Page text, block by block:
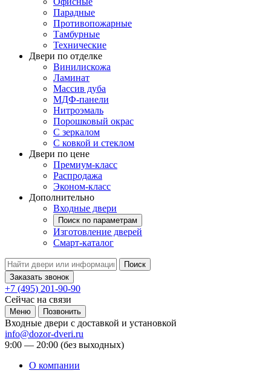
Парадные
Противопожарные
Тамбурные
Технические
Двери по отделке
Винилискожа
Ламинат
Массив дуба
МДФ-панели
Нитроэмаль
Порошковый окрас
С зеркалом
С ковкой и стеклом
Двери по цене
Премиум-класс
Распродажа
Эконом-класс
Дополнительно
Входные двери
Поиск по параметрам
Изготовление дверей
Смарт-каталог
Поиск
Заказать звонок
+7 (495) 201-90-90
Сейчас на связи
Меню Позвонить
Входные двери с доставкой и установкой
info@dozor-dveri.ru
9:00 — 20:00 (без выходных)
О компании